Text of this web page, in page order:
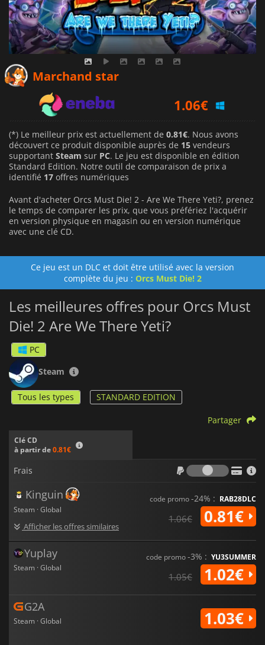
Marchand star
1.06€
1.09€
(*) Le meilleur prix est actuellement de 0.81€. Nous avons
découvert ce produit disponible auprès de 15 vendeurs
supportant Steam sur PC. Le jeu est disponible en édition
Standard Edition. Notre outil de comparaison de prix a
identifié 17 offres numériques
Avant d'acheter Orcs Must Die! 2 - Are We There Yeti?, prenez
le temps de comparer les prix, que vous préfériez l'acquérir
en version physique en magasin ou en version numérique
avec une clé CD.
Ce jeu est un DLC et doit être utilisé avec la version
complète du jeu : Orcs Must Die! 2
Les meilleures offres pour Orcs Must
Die! 2 Are We There Yeti?
PC
Steam
Tous les types STANDARD EDITION
Clé CD
à partir de0.81€
Partager
Frais
Frais
Kinguin
Steam · Global
Afficher les offres similaires
code promo-24% : RAB28DLC
1.06€ 0.81€
Yuplay
Steam · Global
code promo-3% : YU3SUMMER
1.05€ 1.02€
G2A
Steam · Global 1.03€